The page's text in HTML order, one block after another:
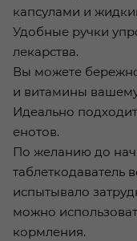
капсулами и
Удобные ручки
лекарства.
Вы можете
и витамины
Идеально
енотов.
По желанию до
таблеткодаватель
испытывало
можно
кормления.